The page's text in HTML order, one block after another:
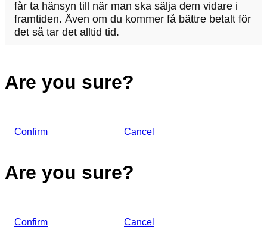
får ta hänsyn till när man ska sälja dem vidare i
framtiden. Även om du kommer få bättre betalt för
det så tar det alltid tid.
Are you sure?
Confirm Cancel
Are you sure?
Confirm Cancel